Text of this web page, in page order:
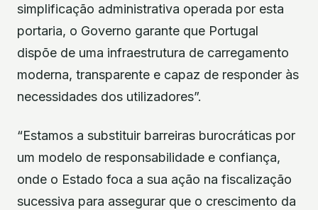
simplificação administrativa operada por esta
portaria, o Governo garante que Portugal
dispõe de uma infraestrutura de carregamento
moderna, transparente e capaz de responder às
necessidades dos utilizadores”.
“Estamos a substituir barreiras burocráticas por
um modelo de responsabilidade e confiança,
onde o Estado foca a sua ação na fiscalização
sucessiva para assegurar que o crescimento da